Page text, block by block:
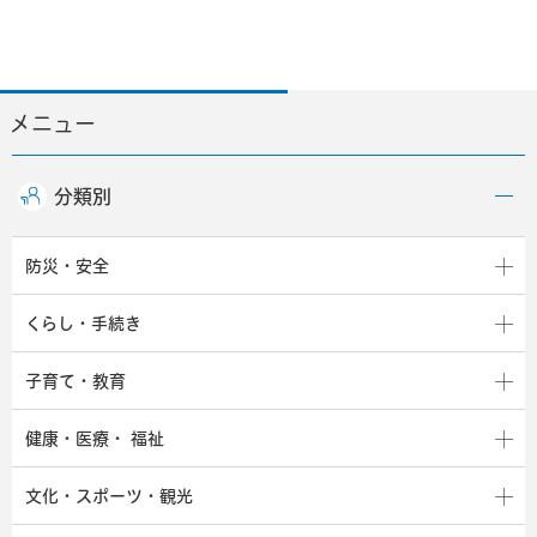
メニュー
分類別
防災・安全
くらし・手続き
子育て・教育
健康・医療・ 福祉
文化・スポーツ・観光